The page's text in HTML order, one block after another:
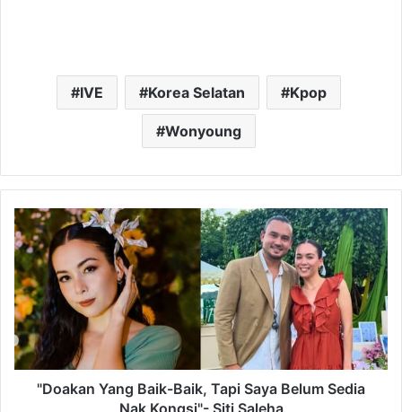
IVE Korea Selatan Kpop
Wonyoung
"Doakan
Yang
Baik-
Baik,
Tapi
Saya
Belum
Sedia
Nak
Kongsi"-
"Doakan Yang Baik-Baik, Tapi Saya Belum Sedia